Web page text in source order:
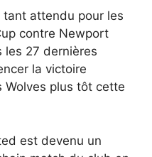
attendu pour les
contre Newport
les 27 dernières
la victoire
Wolves plus tôt cette
est devenu un